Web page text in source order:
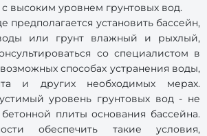
с высоким уровнем грунтовых вод.
предполагается установить бассейн,
или грунт влажный и рыхлый,
со специалистом в
способах устранения воды,
и других необходимых мерах.
уровень грунтовых вод - не
плиты основания бассейна.
обеспечить такие условия,